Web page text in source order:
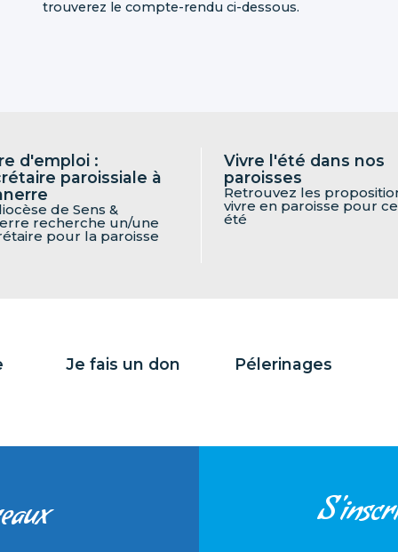
trouverez le compte-rendu ci-dessous.
d'emploi :
paroissiale à
de Sens &
recherche un/une
pour la paroisse
Vivre l'été dans nos
paroisses
Retrouvez les
vivre en paroisse pour
été
Je fais un don Pélerinages